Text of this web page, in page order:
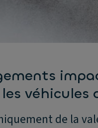
véhicules
de la